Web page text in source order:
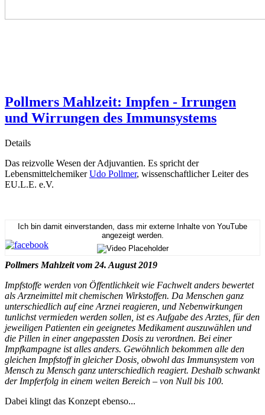
Pollmers Mahlzeit: Impfen - Irrungen
und Wirrungen des Immunsystems
Details
Das reizvolle Wesen der Adjuvantien. Es spricht der
LebensmittelchemikerUdo Pollmer, wissenschaftlicher Leiter des
EU.L.E. e.V.
Ich bin damit einverstanden, dass mir externe Inhalte von YouTube
angezeigt werden.
Pollmers Mahlzeit vom 24. August 2019
Impfstoffe werden von Öffentlichkeit wie Fachwelt anders bewertet
als Arzneimittel mit chemischen Wirkstoffen. Da Menschen ganz
unterschiedlich auf eine Arznei reagieren, und Nebenwirkungen
tunlichst vermieden werden sollen, ist es Aufgabe des Arztes, für den
jeweiligen Patienten ein geeignetes Medikament auszuwählen und
die Pillen in einer angepassten Dosis zu verordnen. Bei einer
Impfkampagne ist alles anders. Gewöhnlich bekommen alle den
gleichen Impfstoff in gleicher Dosis, obwohl das Immunsystem von
Mensch zu Mensch ganz unterschiedlich reagiert. Deshalb schwankt
der Impferfolg in einem weiten Bereich – von Null bis 100.
Dabei klingt das Konzept ebenso...